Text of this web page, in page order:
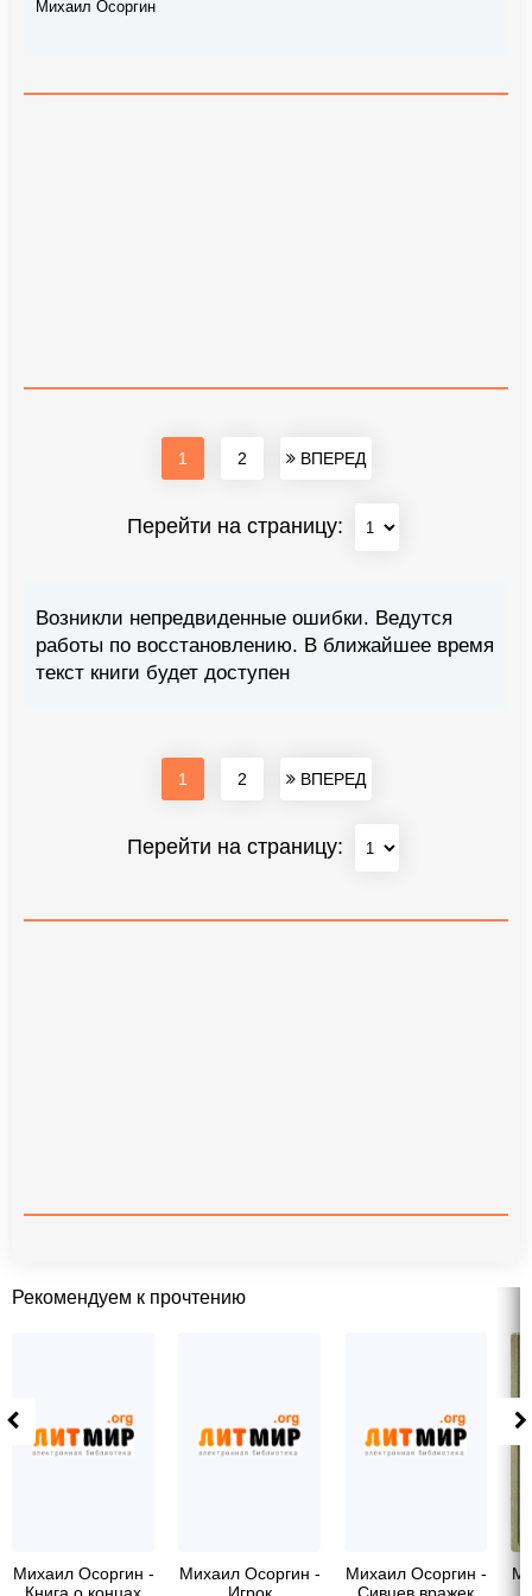
Михаил Осоргин
1 2 ВПЕРЕД
Перейти на страницу:
Возникли непредвиденные ошибки. Ведутся
работы по восстановлению. В ближайшее время
текст книги будет доступен
1 2 ВПЕРЕД
Перейти на страницу:
Рекомендуем к прочтению
Михаил Осоргин -
Михаил Осоргин -
Михаил Осоргин -